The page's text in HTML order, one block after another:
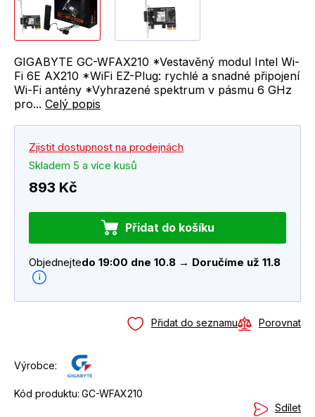
GIGABYTE GC-WFAX210 *Vestavěný modul Intel Wi-
Fi 6E AX210 *WiFi EZ-Plug: rychlé a snadné připojení
Wi-Fi antény *Vyhrazené spektrum v pásmu 6 GHz
pro... Celý popis
Zjistit dostupnost na prodejnách
Skladem 5 a více kusů
893 Kč
Přidat do košíku
Objednejtedo 19:00 dne 10.8 → Doručíme už 11.8
Přidat do seznamu Porovnat
Výrobce:
Kód produktu: GC-WFAX210
Sdílet